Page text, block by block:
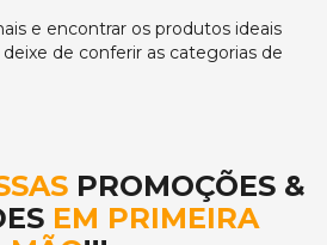
e encontrar os produtos ideais
de conferir as categorias de
PROMOÇÕES &
EM PRIMEIRA